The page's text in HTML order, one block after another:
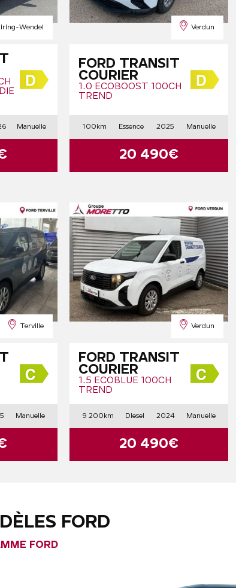
Wendel
Manuelle
Verdun
FORD TRANSIT
COURIER
1.0 ECOBOOST 100CH
TREND
100km Essence 2025 Manuelle
20 490€
Terville
Manuelle
Verdun
FORD TRANSIT
COURIER
1.5 ECOBLUE 100CH
TREND
9 200km Diesel 2024 Manuelle
20 490€
FORD
FORD